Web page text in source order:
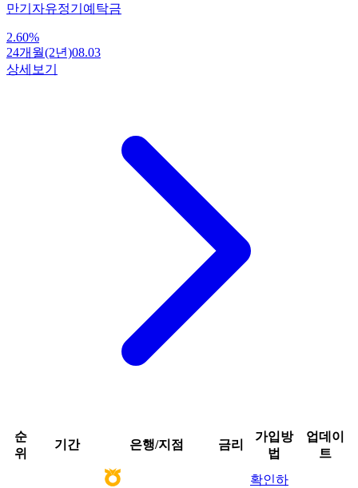
만기자유정기예탁금
2.60%
24개월(2년)08.03
상세보기
순
위
기간 은행/지점 금리
가입방
법
업데이
트
확인하